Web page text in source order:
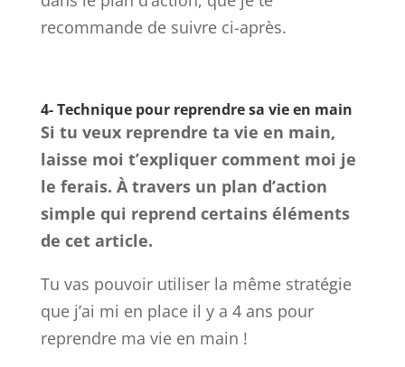
recommande de suivre ci-après.
4- Technique pour reprendre sa vie en main
Si tu veux reprendre ta vie en main,
laisse moi t’expliquer comment moi je
le ferais. À travers un plan d’action
simple qui reprend certains éléments
de cet article.
Tu vas pouvoir utiliser la même stratégie
que j’ai mi en place il y a 4 ans pour
reprendre ma vie en main !